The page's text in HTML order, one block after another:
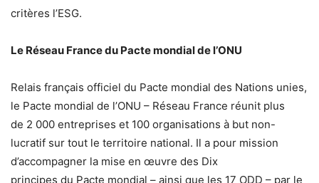
critères l’ESG.
Le Réseau France du Pactemondialde l’ONU
Relais français officiel du Pacte mondial des Nations unies,
le Pacte mondial de l’ONU – Réseau France réunit plus
de 2 000 entreprises et 100 organisations à but non-
lucratif sur tout le territoire national. Il a pour mission
d’accompagner la mise en œuvre des Dix
principes du Pacte mondial – ainsi que les 17 ODD – par le